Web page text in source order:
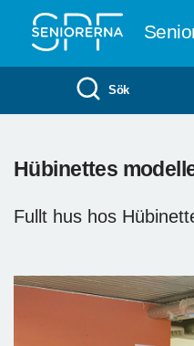
Sök
Hübinettes
Fullt hus hos